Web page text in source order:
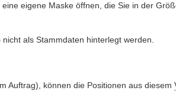
eigene Maske öffnen, die Sie in der
als Stammdaten hinterlegt werden.
Auftrag), können die Positionen aus diesem